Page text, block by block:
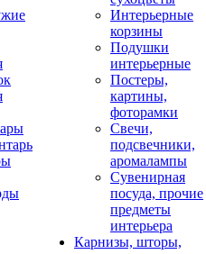
Интерьерные
корзины
Подушки
интерьерные
Постеры,
картины,
фоторамки
Свечи,
подсвечники,
аромалампы
Сувенирная
посуда, прочие
предметы
интерьера
Карнизы, шторы,